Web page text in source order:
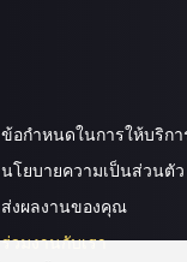
ข้อกำหนดในการให้บริกา
นโยบายความเป็นส่วนตัว
ส่งผลงานของคุณ
ร่วมงานกับเรา